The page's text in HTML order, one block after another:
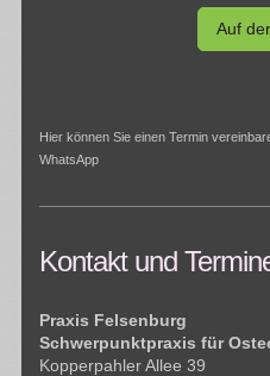
Auf
Hier können Sie einen Termin
WhatsApp
Kontakt und
Praxis Felsenburg
Schwerpunktpraxis für
Kopperpahler Allee 39